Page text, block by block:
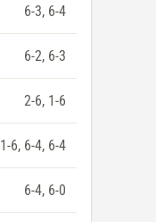
6-3, 6-4
6-2, 6-3
2-6, 1-6
1-6, 6-4, 6-4
6-4, 6-0